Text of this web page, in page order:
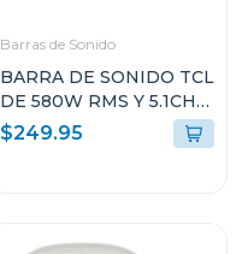
Barras de Sonido
BARRA DE SONIDO TCL
DE 580W RMS Y 5.1CH
CON DOLBY ATMOS
Q65
$249.95